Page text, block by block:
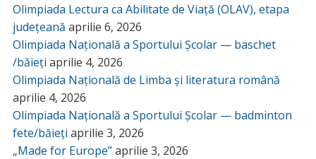
Olimpiada Lectura ca Abilitate de Viață (OLAV), etapa
județeană aprilie 6, 2026
Olimpiada Națională a Sportului Școlar — baschet
/băieți aprilie 4, 2026
Olimpiada Națională de Limba și literatura română
aprilie 4, 2026
Olimpiada Națională a Sportului Școlar — badminton
fete/băieți aprilie 3, 2026
„Made for Europe”aprilie 3, 2026